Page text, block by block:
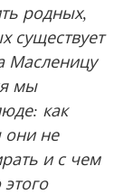
родных,
существует
Масленицу
мы
как
они не
и с чем